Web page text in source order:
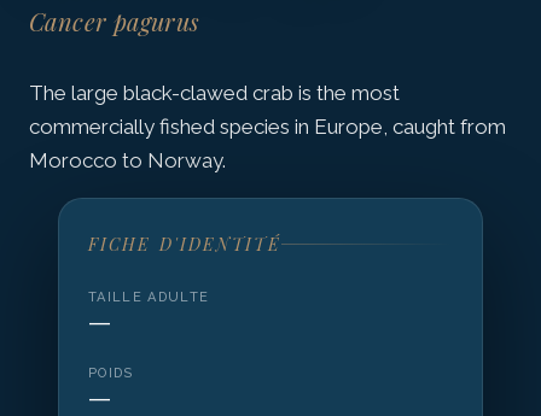
Cancer pagurus
The large black-clawed crab is the most
commercially fished species in Europe, caught from
Morocco to Norway.
FICHE D'IDENTITÉ
TAILLE ADULTE
—
POIDS
—